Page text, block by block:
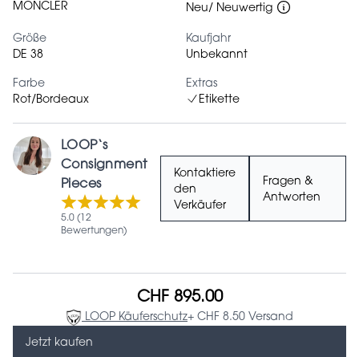
MONCLER
Neu/ Neuwertig
Größe
DE 38
Kaufjahr
Unbekannt
Farbe
Rot/Bordeaux
Extras
Etikette
LOOP‘s
Consignment
Pieces
5.0 (12
Bewertungen)
Kontaktiere
den
Verkäufer
Fragen &
Antworten
CHF 895.00
LOOP Käuferschutz+ CHF 8.50 Versand
Jetzt kaufen